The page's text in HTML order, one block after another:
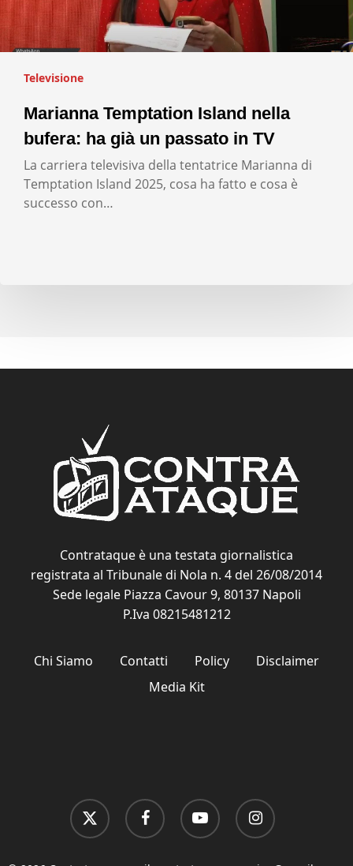
Televisione
Marianna Temptation Island nella
bufera: ha già un passato in TV
La carriera televisiva della tentatrice Marianna di
Temptation Island 2025, cosa ha fatto e cosa è
successo con…
Contrataque è una testata giornalistica
registrata al Tribunale di Nola n. 4 del 26/08/2014
Sede legale Piazza Cavour 9, 80137 Napoli
P.Iva 08215481212
Chi Siamo Contatti Policy
Disclaimer
Media Kit
x-
twitter
facebook youtube instagram